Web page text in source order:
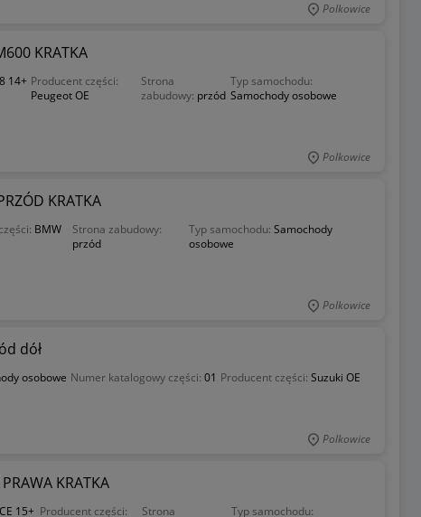
Polkowice
KRATKA
14+ Producent części:
Peugeot OE
Strona
zabudowy: przód
Typ samochodu:
Samochody osobowe
Polkowice
KRATKA
BMW
Strona zabudowy:
przód
Typ samochodu: Samochody
osobowe
Polkowice
dół
osobowe Numer katalogowy części: 01 Producent części: Suzuki OE
Polkowice
KRATKA
15+ Producent części: Strona Typ samochodu: